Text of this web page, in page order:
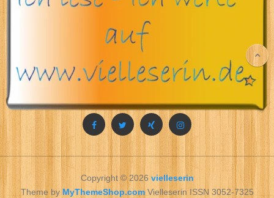
Copyright © 2026vielleserin
Theme by MyThemeShop.comVielleserin ISSN 3052-7325